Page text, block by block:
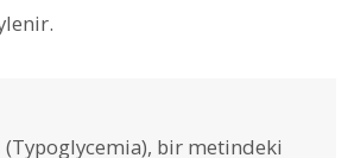
bir metindeki